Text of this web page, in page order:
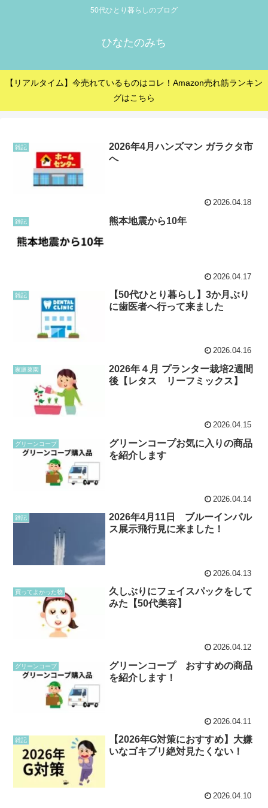
50代ひとり暮らしのブログ
ひなたのみち
【リアルタイム】今売れているものはコレ！Amazon売れ筋ランキン
グはこちら
雑記
2026年4月ハンズマン ガラクタ市
へ
2026.04.18
雑記 熊本地震から10年
2026.04.17
雑記
【50代ひとり暮らし】3か月ぶり
に歯医者へ行って来ました
2026.04.16
家庭菜園
2026年４月 プランター栽培2週間
後【レタス リーフミックス】
2026.04.15
グリーンコープ
グリーンコープお気に入りの商品
を紹介します
2026.04.14
雑記
2026年4月11日 ブルーインパル
ス展示飛行見に来ました！
2026.04.13
買ってよかった物
久しぶりにフェイスパックをして
みた【50代美容】
2026.04.12
グリーンコープ
グリーンコープ おすすめの商品
を紹介します！
2026.04.11
雑記
【2026年G対策におすすめ】大嫌
いなゴキブリ絶対見たくない！
2026.04.10